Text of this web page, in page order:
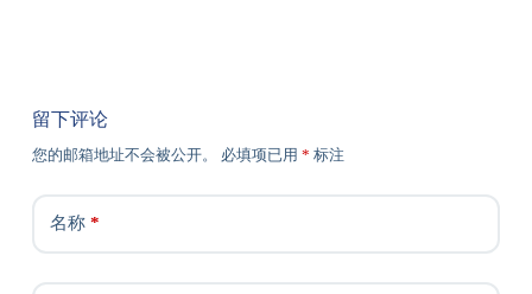
留下评论
您的邮箱地址不会被公开。 必填项已用 * 标注
名称*